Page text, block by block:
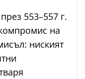
553–557 г.
на
ниският